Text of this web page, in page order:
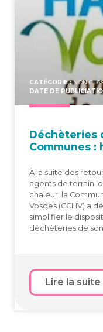
CATÉGORIE :NON
DATE DE
Déchè­te­ries
Com­munes :
À la suite des
agents de terrain
chaleur, la
Vosges (CCHV) a
simplifier le
déchèteries de
Lire la suite